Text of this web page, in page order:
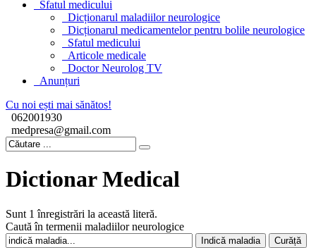
Sfatul medicului
Dicționarul maladiilor neurologice
Dicționarul medicamentelor pentru bolile neurologice
Sfatul medicului
Articole medicale
Doctor Neurolog TV
Anunțuri
Cu noi ești mai sănătos!
062001930
medpresa@gmail.com
Dictionar Medical
Sunt 1 înregistrări la această literă.
Caută în termenii maladiilor neurologice